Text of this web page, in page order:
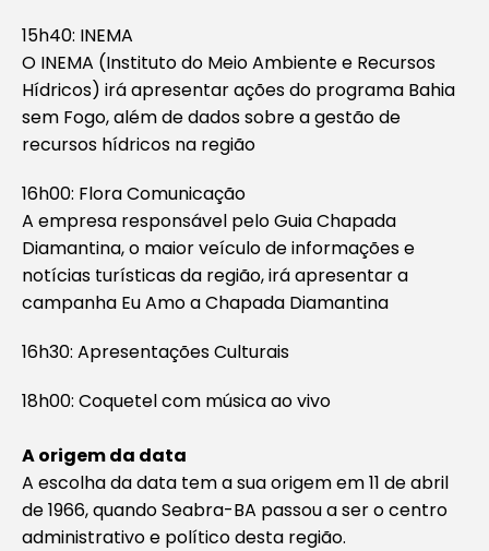
15h40: INEMA
O INEMA (Instituto do Meio Ambiente e Recursos
Hídricos) irá apresentar ações do programa Bahia
sem Fogo, além de dados sobre a gestão de
recursos hídricos na região
16h00: Flora Comunicação
A empresa responsável pelo Guia Chapada
Diamantina, o maior veículo de informações e
notícias turísticas da região, irá apresentar a
campanha Eu Amo a Chapada Diamantina
16h30: Apresentações Culturais
18h00: Coquetel com música ao vivo
A origem da data
A escolha da data tem a sua origem em 11 de abril
de 1966, quando Seabra-BA passou a ser o centro
administrativo e político desta região.